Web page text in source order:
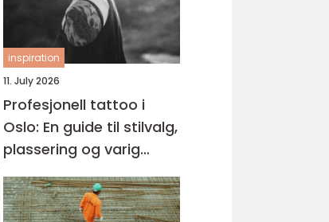
inspiration
11. July 2026
Profesjonell tattoo i
Oslo: En guide til stilvalg,
plassering og varig
kvalitet